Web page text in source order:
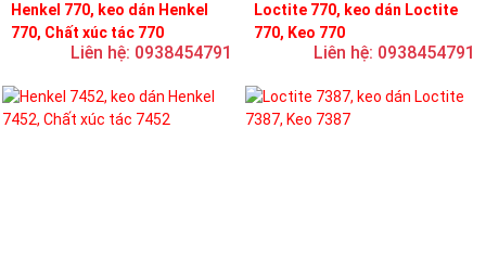
Henkel 770, keo dán Henkel
770, Chất xúc tác 770
Liên hệ: 0938454791
Loctite 770, keo dán Loctite
770, Keo 770
Liên hệ: 0938454791